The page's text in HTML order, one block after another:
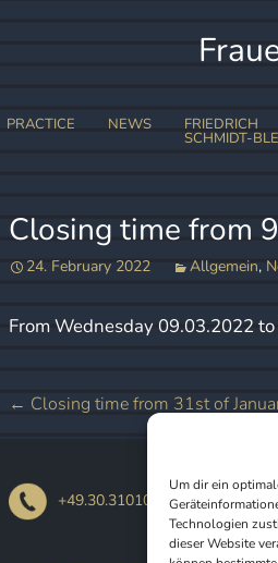
Um dir ein
Technologien
dieser Website
Skip
PRACTICE NEWS FRIEDRICH
SCHMIDT-
Closing time from
24. February 2022 Allgemein,
From Wednesday 09.03.2022
Post
← Closing time from 31st of
+49.30.3101066